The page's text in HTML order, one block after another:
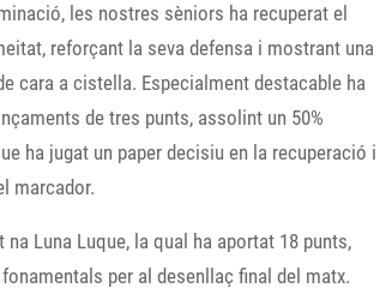
les nostres sèniors ha recuperat el
reforçant la seva defensa i mostrant una
cara a cistella. Especialment destacable ha
de tres punts, assolint un 50%
ha jugat un paper decisiu en la recuperació i
marcador.
Luna Luque, la qual ha aportat 18 punts,
per al desenllaç final del matx.